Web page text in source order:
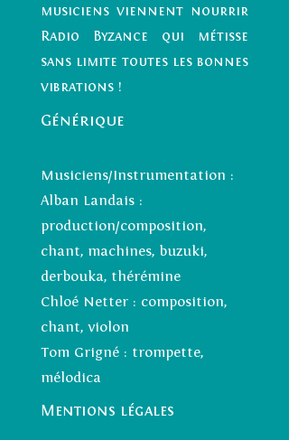
musiciens viennent nourrir
Radio Byzance qui métisse
sans limite toutes les bonnes
vibrations !
Générique
Musiciens/Instrumentation :
Alban Landais :
production/composition,
chant, machines, buzuki,
derbouka, thérémine
Chloé Netter : composition,
chant, violon
Tom Grigné : trompette,
mélodica
Mentions légales